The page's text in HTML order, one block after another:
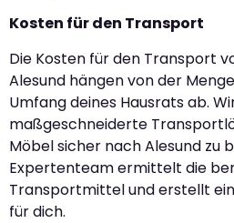
Kosten für den Transport
Die Kosten für den Transport
Alesund hängen von der
Umfang deines Hausrats ab.
maßgeschneiderte
Möbel sicher nach Alesund zu
Expertenteam ermittelt die
Transportmittel und erstellt
für dich.